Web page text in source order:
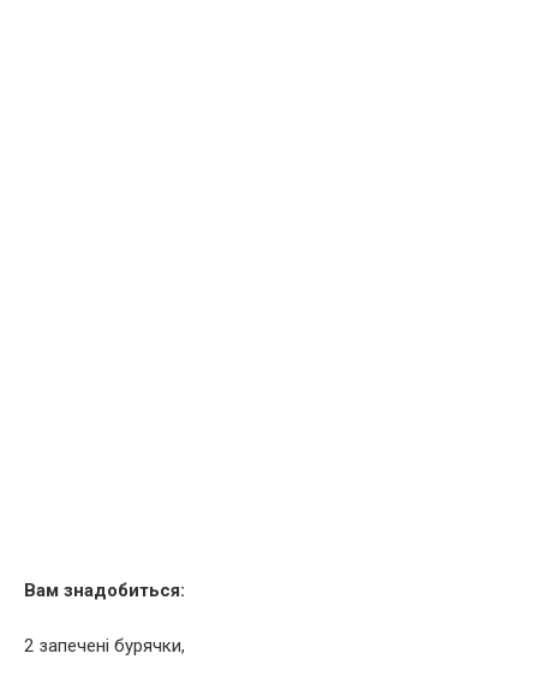
Вам знадобиться:
2 запечені бурячки,